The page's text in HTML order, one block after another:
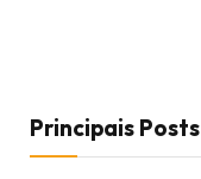
Principais Posts